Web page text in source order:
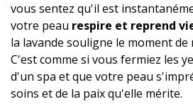
vous sentez qu'il est
votre peau respire et reprend
la lavande souligne le moment
C'est comme si vous fermiez les
d'un spa et que votre peau
soins et de la paix qu'elle mérite.